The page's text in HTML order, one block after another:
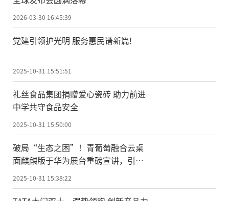
2026-03-30 16:45:39
党建引领护光明 服务惠民谱新篇!
2025-10-31 15:51:51
礼丝食品集团捐赠爱心瓷砖 助力前进
中学共守食品安全
2025-10-31 15:50:00
破局“生态之困”！青葡萄融合云桌
面麒麟版于华为展台重磅宣讲，引领
2025-10-31 15:38:22